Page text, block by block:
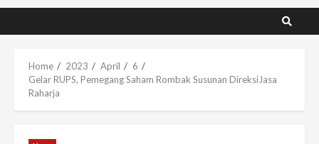
Home 2023 April
6
Gelar RUPS, Pemegang Saham Rombak Susunan DireksiJasa
Raharja